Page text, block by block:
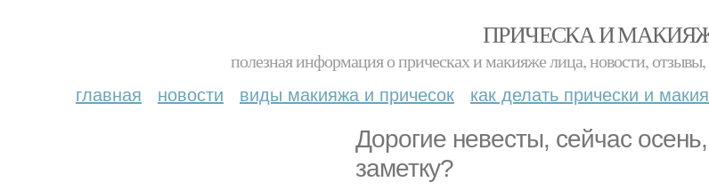
ПРИЧЕСКА И
полезная информация о прическах и макияже лица, новости,
главная новости виды макияжа и причесок как делать прически и
Дорогие невесты, сейчас
заметку?